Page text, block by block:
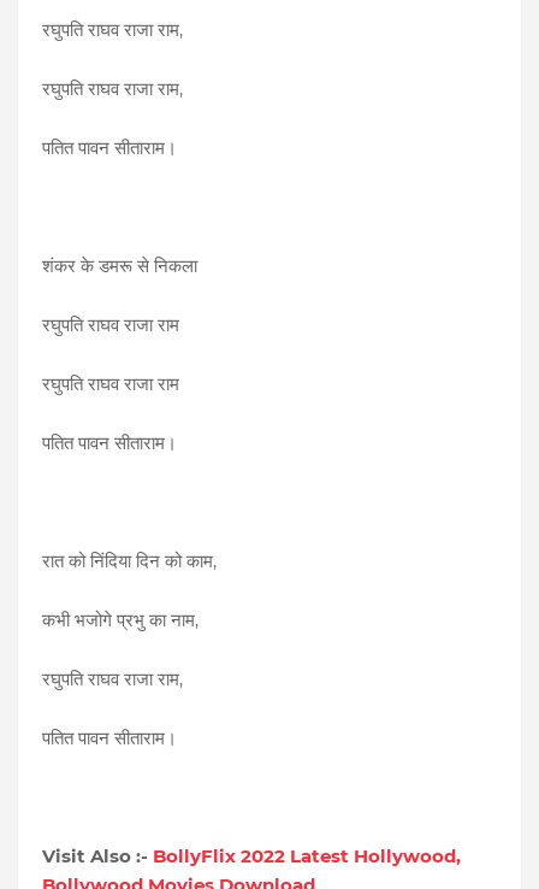
रघुपति राघव राजा राम,
रघुपति राघव राजा राम,
पतित पावन सीताराम।
शंकर के डमरू से निकला
रघुपति राघव राजा राम
रघुपति राघव राजा राम
पतित पावन सीताराम।
रात को निंदिया दिन को काम,
कभी भजोगे प्रभु का नाम,
रघुपति राघव राजा राम,
पतित पावन सीताराम।
Visit Also :- BollyFlix 2022 Latest Hollywood,